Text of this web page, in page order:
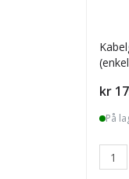
Pris
kr
På